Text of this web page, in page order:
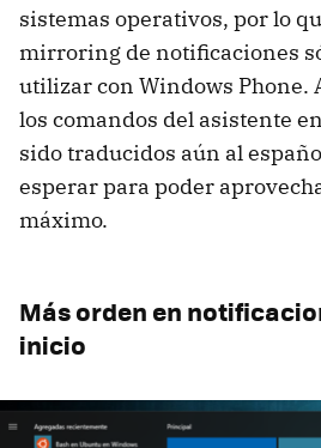
sistemas operativos, por lo
mirroring de notificaciones
utilizar con Windows Phone.
los comandos del asistente
sido traducidos aún al
esperar para poder
máximo.
Más orden en
inicio